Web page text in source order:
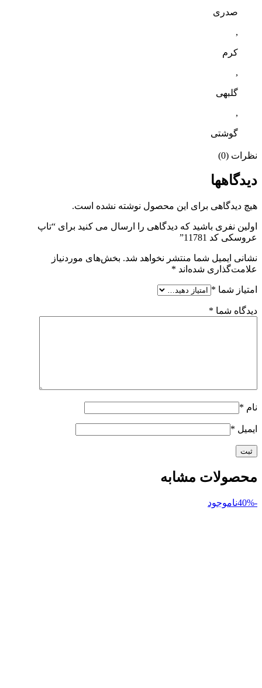
صدری
,
کرم
,
گلبهی
,
گوشتی
نظرات (0)
دیدگاهها
هیچ دیدگاهی برای این محصول نوشته نشده است.
اولین نفری باشید که دیدگاهی را ارسال می کنید برای “تاپ
عروسکی کد 11781”
نشانی ایمیل شما منتشر نخواهد شد. بخش‌های موردنیاز
علامت‌گذاری شده‌اند *
امتیاز شما *
دیدگاه شما *
نام *
ایمیل *
محصولات مشابه
-40% ناموجود